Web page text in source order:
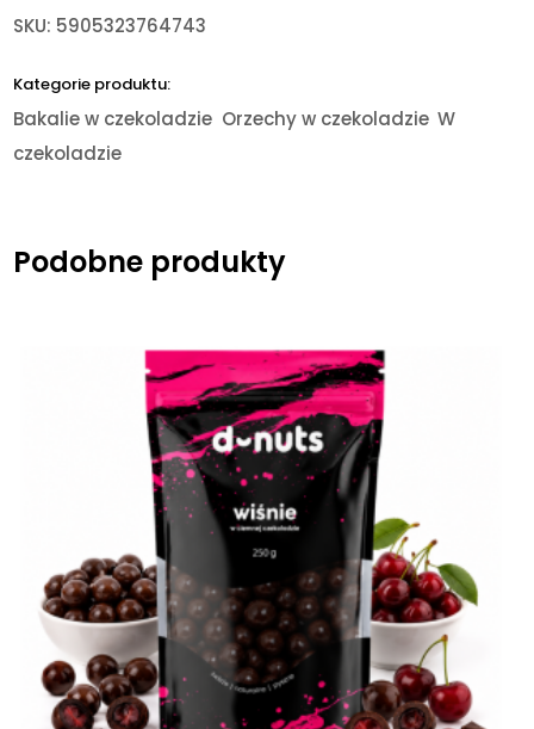
SKU: 5905323764743
Kategorie produktu:
Bakalie w czekoladzie Orzechy w czekoladzie W
czekoladzie
Podobne produkty